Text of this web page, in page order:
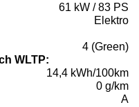
61 kW / 83 PS
Elektro
4 (Green)
WLTP:
14,4 kWh/100km
0 g/km
A